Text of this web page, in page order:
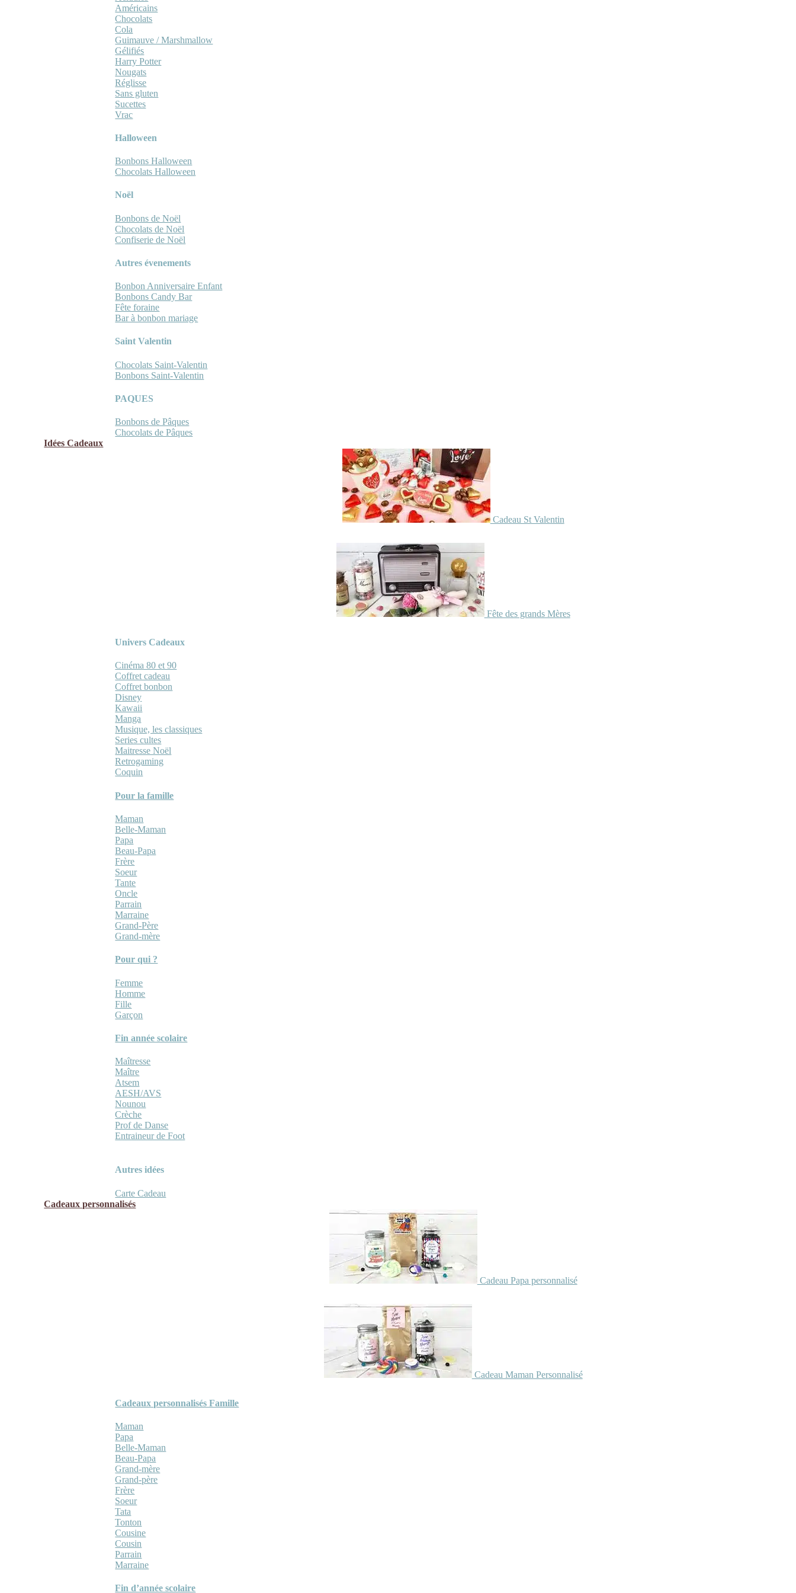
Américains
Chocolats
Cola
Guimauve / Marshmallow
Gélifiés
Harry Potter
Nougats
Réglisse
Sans gluten
Sucettes
Vrac
Halloween
Bonbons Halloween
Chocolats Halloween
Noël
Bonbons de Noël
Chocolats de Noël
Confiserie de Noël
Autres évenements
Bonbon Anniversaire Enfant
Bonbons Candy Bar
Fête foraine
Bar à bonbon mariage
Saint Valentin
Chocolats Saint-Valentin
Bonbons Saint-Valentin
PAQUES
Bonbons de Pâques
Chocolats de Pâques
Idées Cadeaux
Cadeau St Valentin
Fête des grands Mères
Univers Cadeaux
Cinéma 80 et 90
Coffret cadeau
Coffret bonbon
Disney
Kawaii
Manga
Musique, les classiques
Series cultes
Maitresse Noël
Retrogaming
Coquin
Pour la famille
Maman
Belle-Maman
Papa
Beau-Papa
Frère
Soeur
Tante
Oncle
Parrain
Marraine
Grand-Père
Grand-mère
Pour qui ?
Femme
Homme
Fille
Garçon
Fin année scolaire
Maîtresse
Maître
Atsem
AESH/AVS
Nounou
Crèche
Prof de Danse
Entraineur de Foot
Autres idées
Carte Cadeau
Cadeaux personnalisés
Cadeau Papa personnalisé
Cadeau Maman Personnalisé
Cadeaux personnalisés Famille
Maman
Papa
Belle-Maman
Beau-Papa
Grand-mère
Grand-père
Frère
Soeur
Tata
Tonton
Cousine
Cousin
Parrain
Marraine
Fin d’année scolaire